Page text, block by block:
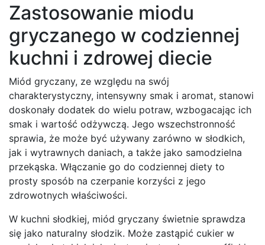
Zastosowanie miodu
gryczanego w codziennej
kuchni i zdrowej diecie
Miód gryczany, ze względu na swój
charakterystyczny, intensywny smak i aromat, stanowi
doskonały dodatek do wielu potraw, wzbogacając ich
smak i wartość odżywczą. Jego wszechstronność
sprawia, że może być używany zarówno w słodkich,
jak i wytrawnych daniach, a także jako samodzielna
przekąska. Włączanie go do codziennej diety to
prosty sposób na czerpanie korzyści z jego
zdrowotnych właściwości.
W kuchni słodkiej, miód gryczany świetnie sprawdza
się jako naturalny słodzik. Może zastąpić cukier w